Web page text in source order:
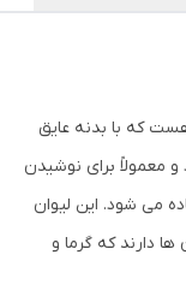
که با بدنه عایق
معمولاً برای نوشیدن
می شود. این لیوان
دارند که گرما و